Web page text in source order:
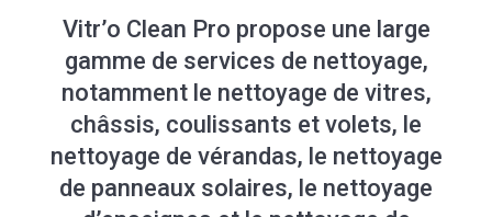
Vitr’o Clean Pro propose une large
gamme de services de nettoyage,
notamment le nettoyage de vitres,
châssis, coulissants et volets, le
nettoyage de vérandas, le nettoyage
de panneaux solaires, le nettoyage